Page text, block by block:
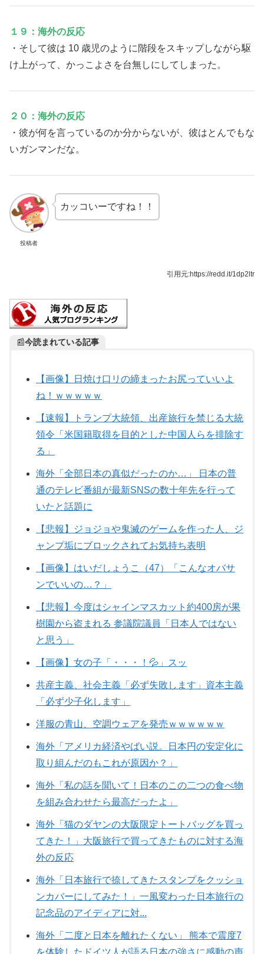
１９：海外の反応
・そして彼は 10 歳児のように階段をスキップしながら駆
け上がって、かっこよさを台無しにしてしまった。
２０：海外の反応
・彼が何を言っているのか分からないが、彼はとんでもな
いガンマンだな。
投稿者
カッコいーですね！！
引用元:https://redd.it/1dp2ltr
📰今読まれている記事
【画像】日焼け口リの締まったお尻っていいよ
ね！ｗｗｗｗｗ
【速報】トランプ大統領、出産旅行を禁じる大統
領令「米国籍取得を目的とした中国人らを排除す
る」
海外「全部日本の真似だったのか…」 日本の普
通のテレビ番組が最新SNSの数十年先を行って
いたと話題に
【悲報】ジョジョや鬼滅のゲームを作った人、ジ
ャンプ垢にブロックされてお気持ち表明
【画像】はいだしょうこ（47）「こんなオバサ
ンでいいの…？」
【悲報】今度はシャインマスカット約400房が果
樹園から盗まれる 参議院議員「日本人ではない
と思う」
【画像】女の子「・・・！💦」スッ
共産主義、社会主義「必ず失敗します」資本主義
「必ず少子化します」
洋服の青山、空調ウェアを発売ｗｗｗｗｗｗ
海外「アメリカ経済やばい説。日本円の安定化に
取り組んだのもこれが原因か？」
海外「私の話を聞いて！日本のこの二つの食べ物
を組み合わせたら最高だったよ」
海外「猫のダヤンの大阪限定トートバッグを買っ
てきた！」大阪旅行で買ってきたものに対する海
外の反応
海外「日本旅行で捺してきたスタンプをクッショ
ンカバーにしてみた！」一風変わった日本旅行の
記念品のアイディアに対...
海外「二度と日本を離れたくない」 熊本で震度7